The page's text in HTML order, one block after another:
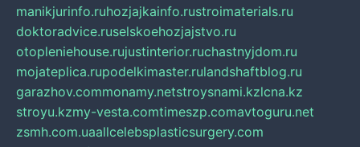
manikjurinfo.ruhozjajkainfo.rustroimaterials.ru
doktoradvice.ruselskoehozjajstvo.ru
otopleniehouse.rujustinterior.ruchastnyjdom.ru
mojateplica.rupodelkimaster.rulandshaftblog.ru
garazhov.commonamy.netstroysnami.kzlcna.kz
stroyu.kzmy-vesta.comtimeszp.comavtoguru.net
zsmh.com.uaallcelebsplasticsurgery.com